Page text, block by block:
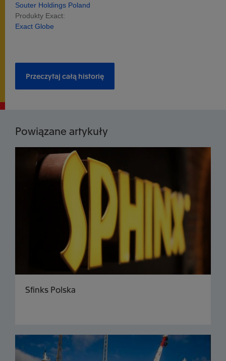
Souter Holdings Poland
Produkty Exact:
Exact Globe
Przeczytaj całą historię
Powiązane artykuły
Sfinks Polska